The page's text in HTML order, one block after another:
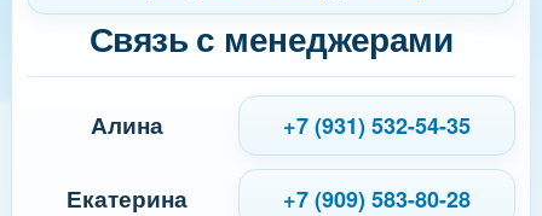
Связь с менеджерами
Алина +7 (931) 532-54-35
Екатерина +7 (909) 583-80-28